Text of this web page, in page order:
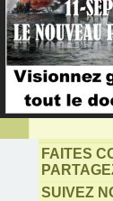
FAITES
SUIVEZ